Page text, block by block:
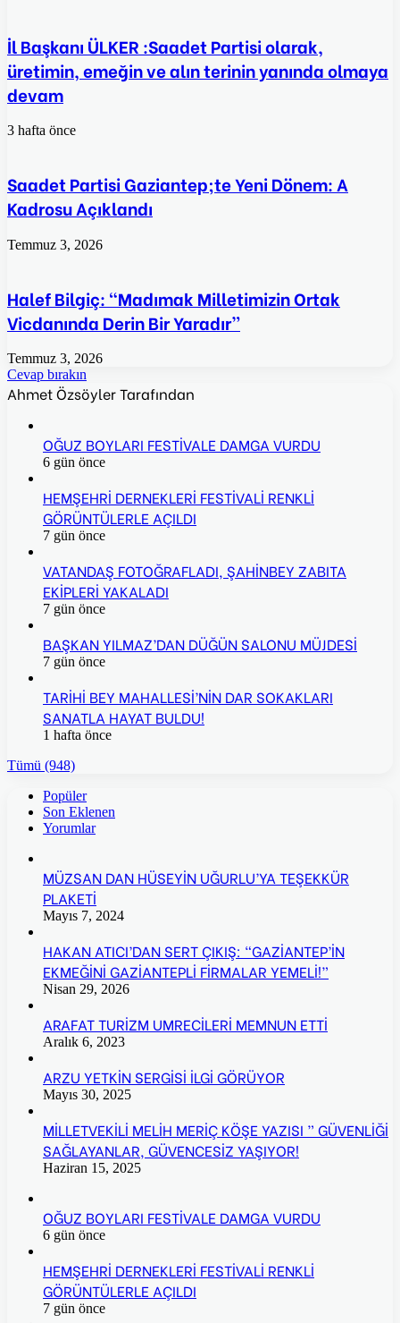
İl Başkanı ÜLKER :Saadet Partisi olarak,
üretimin, emeğin ve alın terinin yanında olmaya
devam
3 hafta önce
Saadet Partisi Gaziantep;te Yeni Dönem: A
Kadrosu Açıklandı
Temmuz 3, 2026
Halef Bilgiç: “Madımak Milletimizin Ortak
Vicdanında Derin Bir Yaradır”
Temmuz 3, 2026
Cevap bırakın
Ahmet Özsöyler Tarafından
OĞUZ BOYLARI FESTİVALE DAMGA VURDU
6 gün önce
HEMŞEHRİ DERNEKLERİ FESTİVALİ RENKLİ
GÖRÜNTÜLERLE AÇILDI
7 gün önce
VATANDAŞ FOTOĞRAFLADI, ŞAHİNBEY ZABITA
EKİPLERİ YAKALADI
7 gün önce
BAŞKAN YILMAZ’DAN DÜĞÜN SALONU MÜJDESİ
7 gün önce
TARİHİ BEY MAHALLESİ’NİN DAR SOKAKLARI
SANATLA HAYAT BULDU!
1 hafta önce
Tümü (948)
Popüler
Son Eklenen
Yorumlar
MÜZSAN DAN HÜSEYİN UĞURLU’YA TEŞEKKÜR
PLAKETİ
Mayıs 7, 2024
HAKAN ATICI’DAN SERT ÇIKIŞ: “GAZİANTEP’İN
EKMEĞİNİ GAZİANTEPLİ FİRMALAR YEMELİ!”
Nisan 29, 2026
ARAFAT TURİZM UMRECİLERİ MEMNUN ETTİ
Aralık 6, 2023
ARZU YETKİN SERGİSİ İLGİ GÖRÜYOR
Mayıs 30, 2025
MİLLETVEKİLİ MELİH MERİÇ KÖŞE YAZISI ” GÜVENLİĞİ
SAĞLAYANLAR, GÜVENCESİZ YAŞIYOR!
Haziran 15, 2025
OĞUZ BOYLARI FESTİVALE DAMGA VURDU
6 gün önce
HEMŞEHRİ DERNEKLERİ FESTİVALİ RENKLİ
GÖRÜNTÜLERLE AÇILDI
7 gün önce